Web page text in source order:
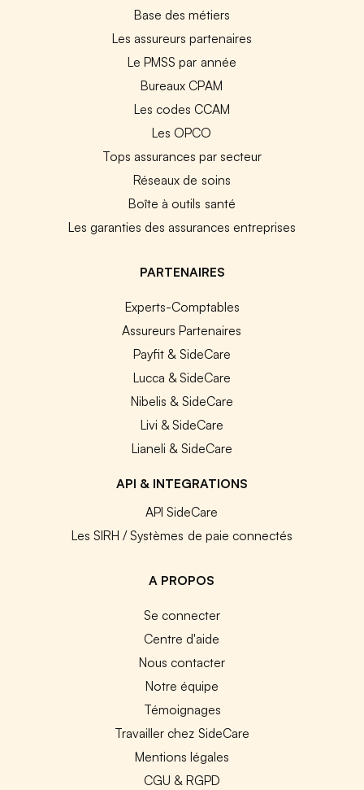
Base des métiers
Les assureurs partenaires
Le PMSS par année
Bureaux CPAM
Les codes CCAM
Les OPCO
Tops assurances par secteur
Réseaux de soins
Boîte à outils santé
Les garanties des assurances entreprises
PARTENAIRES
Experts-Comptables
Assureurs Partenaires
Payfit & SideCare
Lucca & SideCare
Nibelis & SideCare
Livi & SideCare
Lianeli & SideCare
API & INTEGRATIONS
API SideCare
Les SIRH / Systèmes de paie connectés
A PROPOS
Se connecter
Centre d'aide
Nous contacter
Notre équipe
Témoignages
Travailler chez SideCare
Mentions légales
CGU & RGPD